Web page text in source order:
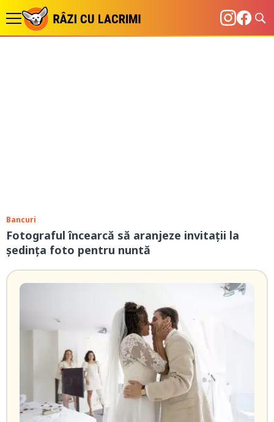
Bancuri
Fotograful încearcă să aranjeze invitații la
ședința foto pentru nuntă